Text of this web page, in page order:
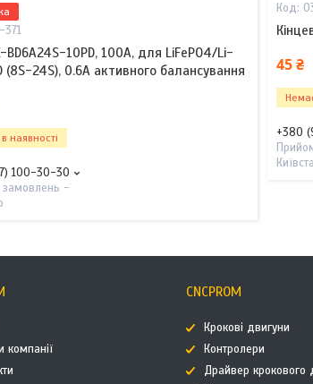
371
BD6A24S-10РD, 100A, для LiFePO4/Li-
(8S-24S), 0.6A активного балансування
наявності
100-30-30
-
45 ₴
+380
компанії
CNCPROM
Крокові двигуни
Контролери
Драйвер крокового